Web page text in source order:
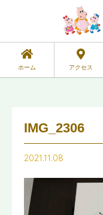
ホーム アクセス
IMG_2306
2021.11.08